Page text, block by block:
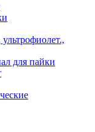
для пайки